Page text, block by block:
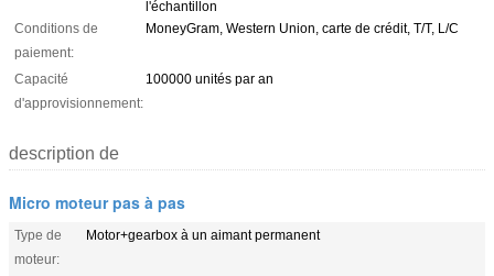
l'échantillon
Conditions de
paiement:
MoneyGram, Western Union, carte de crédit, T/T, L/C
Capacité
d'approvisionnement:
100000 unités par an
description de
Micro moteur pas à pas
Type de
moteur:
Motor+gearbox à un aimant permanent